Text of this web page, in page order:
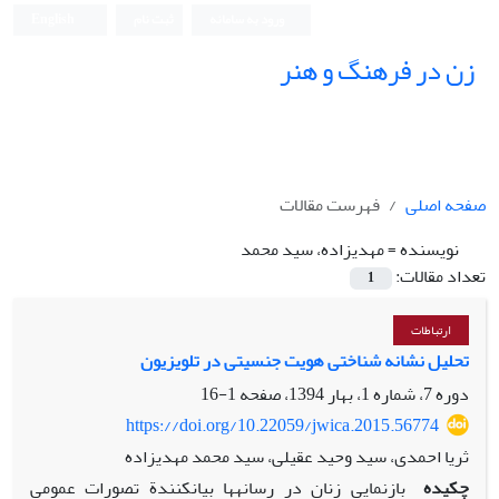
زن در فرهنگ و هنر
صفحه اصلی
فهرست مقالات
نویسنده =مهدیزاده، سید محمد
تعداد مقالات:
1
ارتباطات
تحلیل نشانه‏ شناختی هویت جنسیتی در تلویزیون
دوره 7، شماره 1، بهار 1394، صفحه
1-16
https://doi.org/10.22059/jwica.2015.56774
ثریا احمدی، سید وحید عقیلی، سید محمد مهدیزاده
چکیده بازنمایی‏ زنان در رسانه‏ها بیان‏کنندة تصورات عمومی